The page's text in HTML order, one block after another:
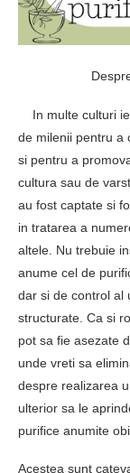
In multe culturi
de milenii pentru a
si pentru a
cultura sau de
au fost captate si
in tratarea a
altele. Nu trebuie
anume cel de
dar si de control al
structurate. Ca si
pot sa fie asezate
unde vreti sa
despre realizarea
ulterior sa le
purifice anumite
Acestea sunt